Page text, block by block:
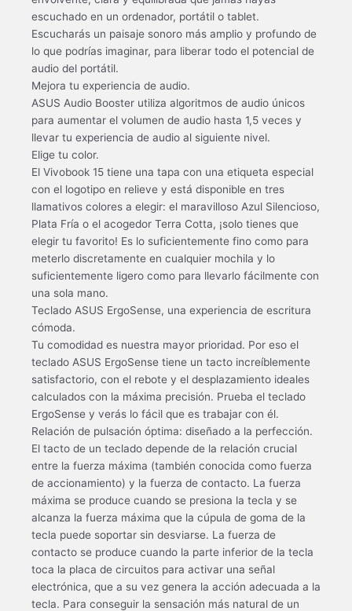
escuchado en un ordenador, portátil o tablet.
Escucharás un paisaje sonoro más amplio y profundo de
lo que podrías imaginar, para liberar todo el potencial de
audio del portátil.
Mejora tu experiencia de audio.
ASUS Audio Booster utiliza algoritmos de audio únicos
para aumentar el volumen de audio hasta 1,5 veces y
llevar tu experiencia de audio al siguiente nivel.
Elige tu color.
El Vivobook 15 tiene una tapa con una etiqueta especial
con el logotipo en relieve y está disponible en tres
llamativos colores a elegir: el maravilloso Azul Silencioso,
Plata Fría o el acogedor Terra Cotta, ¡solo tienes que
elegir tu favorito! Es lo suficientemente fino como para
meterlo discretamente en cualquier mochila y lo
suficientemente ligero como para llevarlo fácilmente con
una sola mano.
Teclado ASUS ErgoSense, una experiencia de escritura
cómoda.
Tu comodidad es nuestra mayor prioridad. Por eso el
teclado ASUS ErgoSense tiene un tacto increíblemente
satisfactorio, con el rebote y el desplazamiento ideales
calculados con la máxima precisión. Prueba el teclado
ErgoSense y verás lo fácil que es trabajar con él.
Relación de pulsación óptima: diseñado a la perfección.
El tacto de un teclado depende de la relación crucial
entre la fuerza máxima (también conocida como fuerza
de accionamiento) y la fuerza de contacto. La fuerza
máxima se produce cuando se presiona la tecla y se
alcanza la fuerza máxima que la cúpula de goma de la
tecla puede soportar sin desviarse. La fuerza de
contacto se produce cuando la parte inferior de la tecla
toca la placa de circuitos para activar una señal
electrónica, que a su vez genera la acción adecuada a la
tecla. Para conseguir la sensación más natural de un